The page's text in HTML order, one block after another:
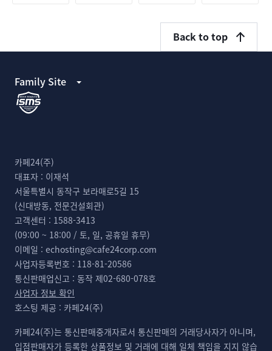
Family Site
Back to top
카페24(주)
대표자 : 이재석
서울특별시 동작구 보라매로5길 15
(신대방동, 전문건설회관)
고객센터 : 1588-3413
(09:00 ~ 18:00 / 토, 일, 공휴일 휴무)
이메일 : echosting@cafe24corp.com
사업자등록번호 : 118-81-20586
통신판매업신고 : 동작 제02-680-078호
사업자 정보 확인
호스팅 제공 : 카페24(주)
카페24(주)는 통신판매중개자로서 통신판매의 거래당사자가 아니며,
입점판매자가 등록한 상품정보 및 거래에 대해 일체 책임을 지지 않습